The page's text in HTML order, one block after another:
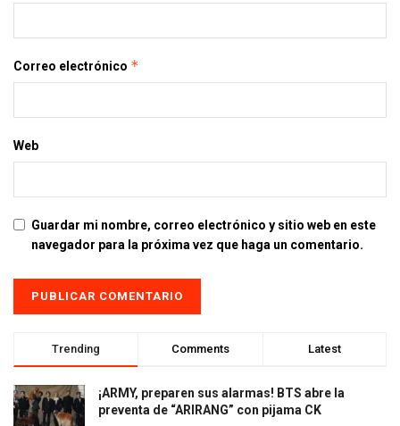
Correo electrónico *
Web
Guardar mi nombre, correo electrónico y sitio web en este
navegador para la próxima vez que haga un comentario.
Trending Comments Latest
¡ARMY, preparen sus alarmas! BTS abre la
preventa de “ARIRANG” con pijama CK